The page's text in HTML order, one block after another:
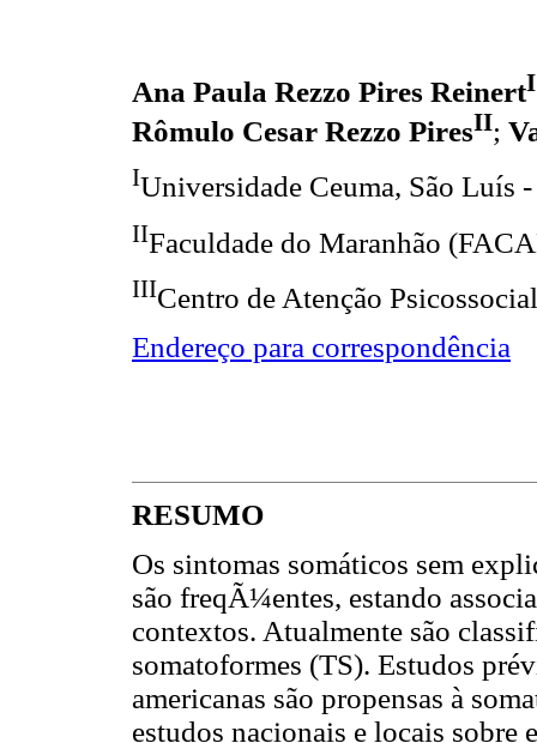
Ana Paula Rezzo Pires ReinertI
Rômulo Cesar Rezzo PiresII;
IUniversidade Ceuma, São Luís
IIFaculdade do Maranhão
IIICentro de Atenção
Endereço para correspondência
RESUMO
Os sintomas somáticos sem
são freqÃ¼entes, estando
contextos. Atualmente são
somatoformes (TS). Estudos
americanas são propensas à
estudos nacionais e locais sobre